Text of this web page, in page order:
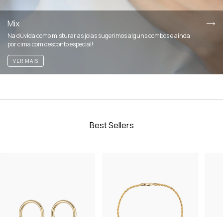
Mix
Na dúvida como misturar as joias sugerimos alguns combos e ainda
por cima com desconto especial!
VER MAIS
Best Sellers